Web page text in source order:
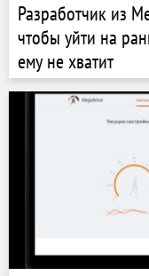
Разработчик из
чтобы уйти на
ему не хватит